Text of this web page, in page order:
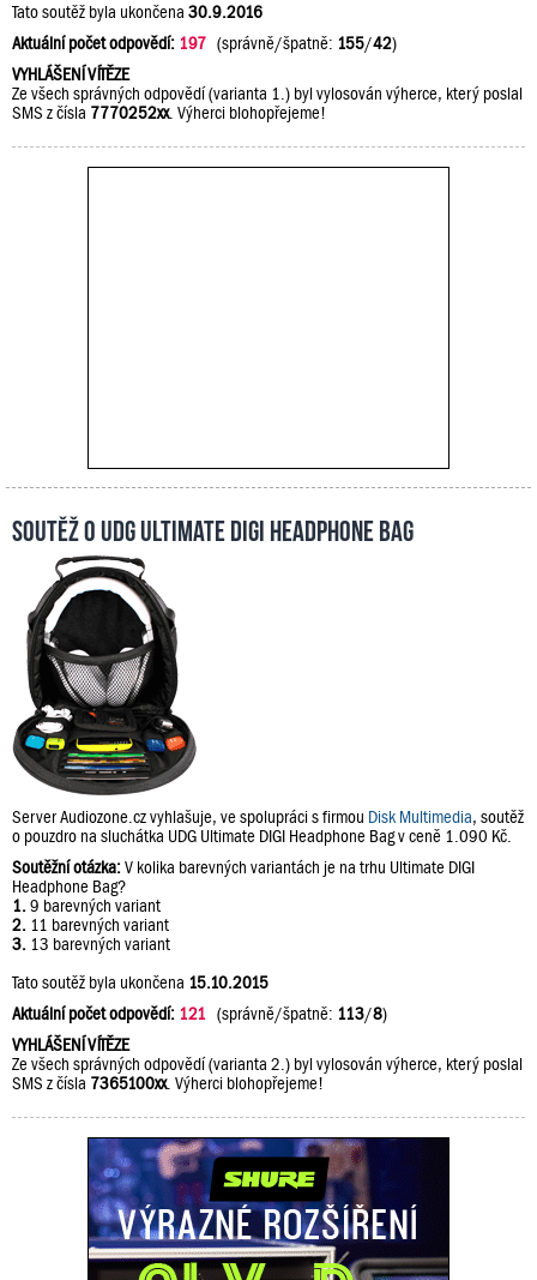
Tato soutěž byla ukončena 30.9.2016
Aktuální počet odpovědí: 197 (správně/špatně: 155/42)
VYHLÁŠENÍ VÍTĚZE
Ze všech správných odpovědí (varianta 1.) byl vylosován výherce, který poslal
SMS z čísla 7770252xx. Výherci blohopřejeme!
Soutěž o UDG Ultimate DIGI Headphone Bag
Server Audiozone.cz vyhlašuje, ve spolupráci s firmou Disk Multimedia, soutěž
o pouzdro na sluchátka UDG Ultimate DIGI Headphone Bag v ceně 1.090 Kč.
Soutěžní otázka:V kolika barevných variantách je na trhu Ultimate DIGI
Headphone Bag?
1. 9 barevných variant
2. 11 barevných variant
3. 13 barevných variant
Tato soutěž byla ukončena 15.10.2015
Aktuální počet odpovědí: 121 (správně/špatně: 113/8)
VYHLÁŠENÍ VÍTĚZE
Ze všech správných odpovědí (varianta 2.) byl vylosován výherce, který poslal
SMS z čísla 7365100xx. Výherci blohopřejeme!